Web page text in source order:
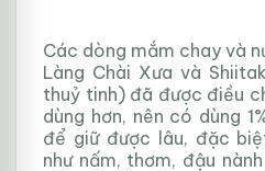
Các dòng mắm chay và
Làng Chài Xưa và
thuỷ tinh) đã được điều
dùng hơn, nên có dùng
để giữ được lâu, đặc
như nấm, thơm, đậu